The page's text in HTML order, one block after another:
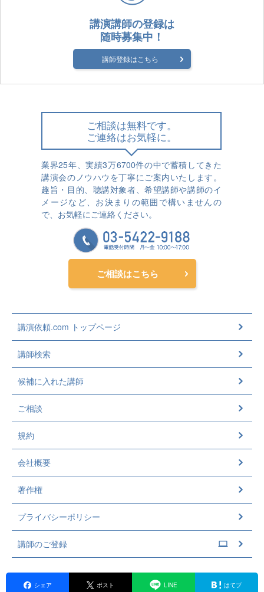
講演講師の登録は
随時募集中！
講師登録はこちら
ご相談は無料です。
ご連絡はお気軽に。
業界25年、実績3万6700件の中で蓄積してきた
講演会のノウハウを丁寧にご案内いたします。
趣旨・目的、聴講対象者、希望講師や講師のイ
メージなど、お決まりの範囲で構いませんの
で、お気軽にご連絡ください。
ご相談はこちら
講演依頼.com トップページ
講師検索
候補に入れた講師
ご相談
規約
会社概要
著作権
プライバシーポリシー
講師のご登録
シェア ポスト LINE はてブ